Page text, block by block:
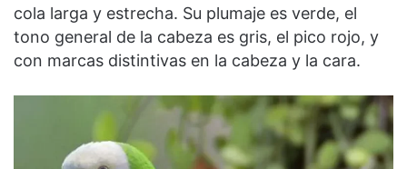
cola larga y estrecha. Su plumaje es verde, el
tono general de la cabeza es gris, el pico rojo, y
con marcas distintivas en la cabeza y la cara.